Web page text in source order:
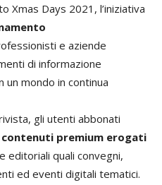
Xmas Days 2021, l’iniziativa
e aziende
di informazione
un mondo in continua
gli utenti abbonati
contenuti premium erogati
editoriali quali convegni,
ed eventi digitali tematici.